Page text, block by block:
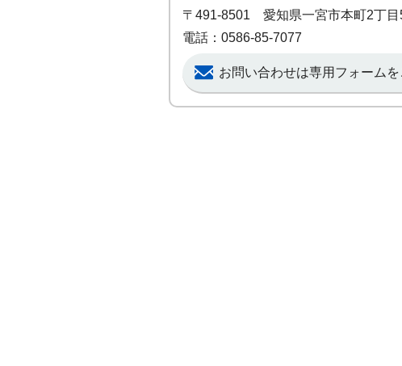
〒491-8501 愛知県一宮市本町2丁
電話：0586-85-7077
お問い合わせは専用フォームを